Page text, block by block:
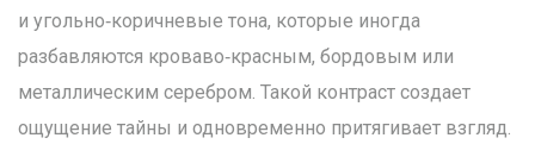
и угольно‑коричневые тона, которые иногда
разбавляются кроваво‑красным, бордовым или
металлическим серебром. Такой контраст создает
ощущение тайны и одновременно притягивает взгляд.